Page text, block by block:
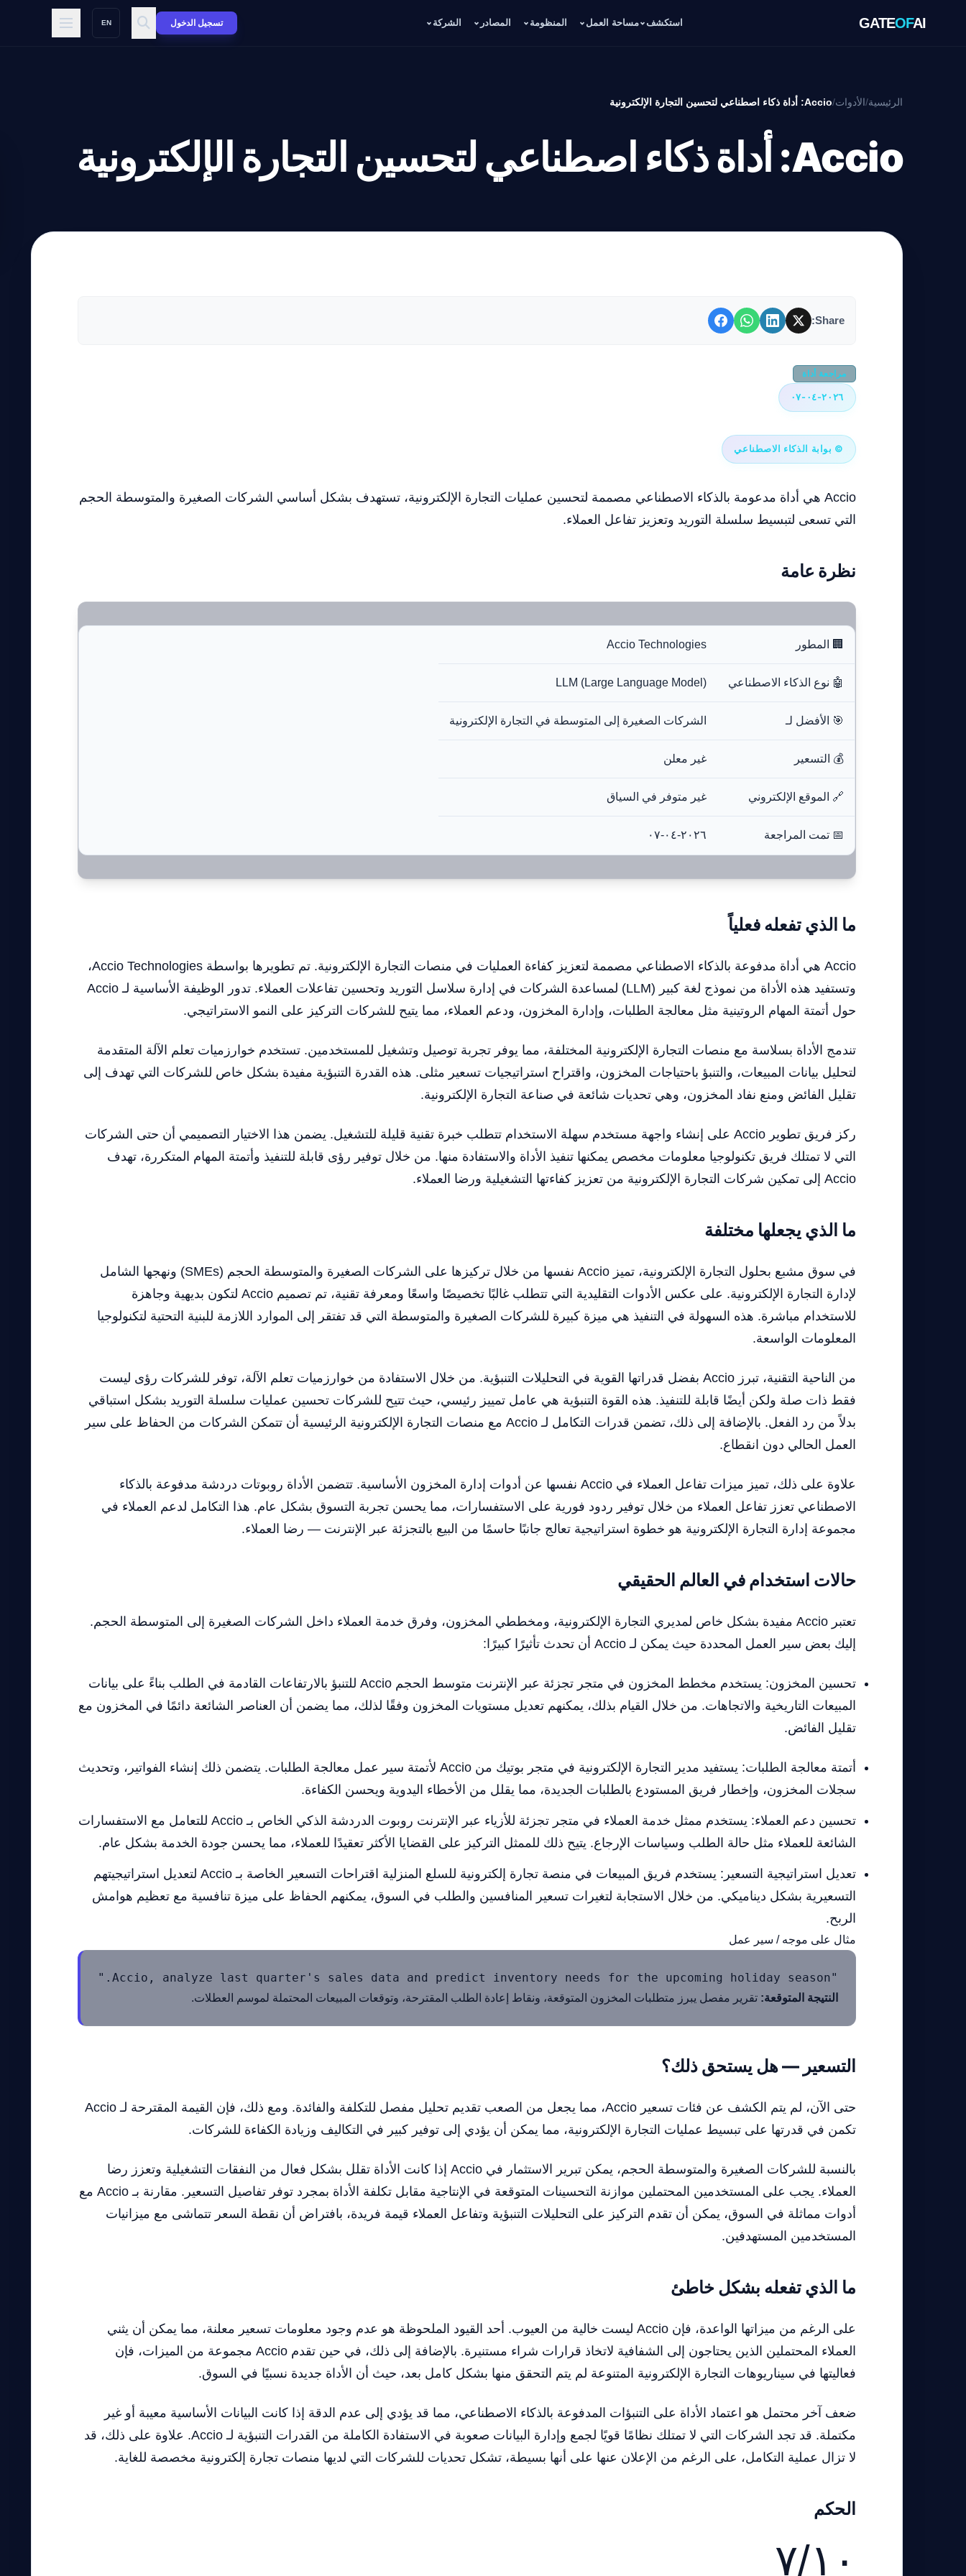
GATEOFAI استكشف مساحة العمل المنظومة المصادر الشركة تسجيل الدخول EN
الرئيسية/ الأدوات/Accio: أداة ذكاء اصطناعي لتحسين التجارة الإلكترونية
Accio: أداة ذكاء اصطناعي لتحسين التجارة الإلكترونية
Share:
مراجعة أداة
٢٠٢٦-٠٤-٠٧
© بوابة الذكاء الاصطناعي
Accio هي أداة مدعومة بالذكاء الاصطناعي مصممة لتحسين عمليات التجارة الإلكترونية، تستهدف بشكل أساسي الشركات الصغيرة والمتوسطة الحجم
التي تسعى لتبسيط سلسلة التوريد وتعزيز تفاعل العملاء.
نظرة عامة
🏢 المطور Accio Technologies
🤖 نوع الذكاء الاصطناعي LLM (Large Language Model)
🎯 الأفضل لـ الشركات الصغيرة إلى المتوسطة في التجارة الإلكترونية
💰 التسعير غير معلن
🔗 الموقع الإلكتروني غير متوفر في السياق
📅 تمت المراجعة ٢٠٢٦-٠٤-٠٧
ما الذي تفعله فعلياً
Accio هي أداة مدفوعة بالذكاء الاصطناعي مصممة لتعزيز كفاءة العمليات في منصات التجارة الإلكترونية. تم تطويرها بواسطة Accio Technologies،
وتستفيد هذه الأداة من نموذج لغة كبير (LLM) لمساعدة الشركات في إدارة سلاسل التوريد وتحسين تفاعلات العملاء. تدور الوظيفة الأساسية لـ Accio
حول أتمتة المهام الروتينية مثل معالجة الطلبات، وإدارة المخزون، ودعم العملاء، مما يتيح للشركات التركيز على النمو الاستراتيجي.
تندمج الأداة بسلاسة مع منصات التجارة الإلكترونية المختلفة، مما يوفر تجربة توصيل وتشغيل للمستخدمين. تستخدم خوارزميات تعلم الآلة المتقدمة
لتحليل بيانات المبيعات، والتنبؤ باحتياجات المخزون، واقتراح استراتيجيات تسعير مثلى. هذه القدرة التنبؤية مفيدة بشكل خاص للشركات التي تهدف إلى
تقليل الفائض ومنع نفاد المخزون، وهي تحديات شائعة في صناعة التجارة الإلكترونية.
ركز فريق تطوير Accio على إنشاء واجهة مستخدم سهلة الاستخدام تتطلب خبرة تقنية قليلة للتشغيل. يضمن هذا الاختيار التصميمي أن حتى الشركات
التي لا تمتلك فريق تكنولوجيا معلومات مخصص يمكنها تنفيذ الأداة والاستفادة منها. من خلال توفير رؤى قابلة للتنفيذ وأتمتة المهام المتكررة، تهدف
Accio إلى تمكين شركات التجارة الإلكترونية من تعزيز كفاءتها التشغيلية ورضا العملاء.
ما الذي يجعلها مختلفة
في سوق مشبع بحلول التجارة الإلكترونية، تميز Accio نفسها من خلال تركيزها على الشركات الصغيرة والمتوسطة الحجم (SMEs) ونهجها الشامل
لإدارة التجارة الإلكترونية. على عكس الأدوات التقليدية التي تتطلب غالبًا تخصيصًا واسعًا ومعرفة تقنية، تم تصميم Accio لتكون بديهية وجاهزة
للاستخدام مباشرة. هذه السهولة في التنفيذ هي ميزة كبيرة للشركات الصغيرة والمتوسطة التي قد تفتقر إلى الموارد اللازمة للبنية التحتية لتكنولوجيا
المعلومات الواسعة.
من الناحية التقنية، تبرز Accio بفضل قدراتها القوية في التحليلات التنبؤية. من خلال الاستفادة من خوارزميات تعلم الآلة، توفر للشركات رؤى ليست
فقط ذات صلة ولكن أيضًا قابلة للتنفيذ. هذه القوة التنبؤية هي عامل تمييز رئيسي، حيث تتيح للشركات تحسين عمليات سلسلة التوريد بشكل استباقي
بدلاً من رد الفعل. بالإضافة إلى ذلك، تضمن قدرات التكامل لـ Accio مع منصات التجارة الإلكترونية الرئيسية أن تتمكن الشركات من الحفاظ على سير
العمل الحالي دون انقطاع.
علاوة على ذلك، تميز ميزات تفاعل العملاء في Accio نفسها عن أدوات إدارة المخزون الأساسية. تتضمن الأداة روبوتات دردشة مدفوعة بالذكاء
الاصطناعي تعزز تفاعل العملاء من خلال توفير ردود فورية على الاستفسارات، مما يحسن تجربة التسوق بشكل عام. هذا التكامل لدعم العملاء في
مجموعة إدارة التجارة الإلكترونية هو خطوة استراتيجية تعالج جانبًا حاسمًا من البيع بالتجزئة عبر الإنترنت — رضا العملاء.
حالات استخدام في العالم الحقيقي
تعتبر Accio مفيدة بشكل خاص لمديري التجارة الإلكترونية، ومخططي المخزون، وفرق خدمة العملاء داخل الشركات الصغيرة إلى المتوسطة الحجم.
إليك بعض سير العمل المحددة حيث يمكن لـ Accio أن تحدث تأثيرًا كبيرًا:
تحسين المخزون: يستخدم مخطط المخزون في متجر تجزئة عبر الإنترنت متوسط الحجم Accio للتنبؤ بالارتفاعات القادمة في الطلب بناءً على بيانات
المبيعات التاريخية والاتجاهات. من خلال القيام بذلك، يمكنهم تعديل مستويات المخزون وفقًا لذلك، مما يضمن أن العناصر الشائعة دائمًا في المخزون مع
تقليل الفائض.
أتمتة معالجة الطلبات: يستفيد مدير التجارة الإلكترونية في متجر بوتيك من Accio لأتمتة سير عمل معالجة الطلبات. يتضمن ذلك إنشاء الفواتير، وتحديث
سجلات المخزون، وإخطار فريق المستودع بالطلبات الجديدة، مما يقلل من الأخطاء اليدوية ويحسن الكفاءة.
تحسين دعم العملاء: يستخدم ممثل خدمة العملاء في متجر تجزئة للأزياء عبر الإنترنت روبوت الدردشة الذكي الخاص بـ Accio للتعامل مع الاستفسارات
الشائعة للعملاء مثل حالة الطلب وسياسات الإرجاع. يتيح ذلك للممثل التركيز على القضايا الأكثر تعقيدًا للعملاء، مما يحسن جودة الخدمة بشكل عام.
تعديل استراتيجية التسعير: يستخدم فريق المبيعات في منصة تجارة إلكترونية للسلع المنزلية اقتراحات التسعير الخاصة بـ Accio لتعديل استراتيجيتهم
التسعيرية بشكل ديناميكي. من خلال الاستجابة لتغيرات تسعير المنافسين والطلب في السوق، يمكنهم الحفاظ على ميزة تنافسية مع تعظيم هوامش
الربح.
مثال على موجه / سير عمل
"Accio, analyze last quarter's sales data and predict inventory needs for the upcoming holiday season."
النتيجة المتوقعة: تقرير مفصل يبرز متطلبات المخزون المتوقعة، ونقاط إعادة الطلب المقترحة، وتوقعات المبيعات المحتملة لموسم العطلات.
التسعير — هل يستحق ذلك؟
حتى الآن، لم يتم الكشف عن فئات تسعير Accio، مما يجعل من الصعب تقديم تحليل مفصل للتكلفة والفائدة. ومع ذلك، فإن القيمة المقترحة لـ Accio
تكمن في قدرتها على تبسيط عمليات التجارة الإلكترونية، مما يمكن أن يؤدي إلى توفير كبير في التكاليف وزيادة الكفاءة للشركات.
بالنسبة للشركات الصغيرة والمتوسطة الحجم، يمكن تبرير الاستثمار في Accio إذا كانت الأداة تقلل بشكل فعال من النفقات التشغيلية وتعزز رضا
العملاء. يجب على المستخدمين المحتملين موازنة التحسينات المتوقعة في الإنتاجية مقابل تكلفة الأداة بمجرد توفر تفاصيل التسعير. مقارنة بـ Accio مع
أدوات مماثلة في السوق، يمكن أن تقدم التركيز على التحليلات التنبؤية وتفاعل العملاء قيمة فريدة، بافتراض أن نقطة السعر تتماشى مع ميزانيات
المستخدمين المستهدفين.
ما الذي تفعله بشكل خاطئ
على الرغم من ميزاتها الواعدة، فإن Accio ليست خالية من العيوب. أحد القيود الملحوظة هو عدم وجود معلومات تسعير معلنة، مما يمكن أن يثني
العملاء المحتملين الذين يحتاجون إلى الشفافية لاتخاذ قرارات شراء مستنيرة. بالإضافة إلى ذلك، في حين تقدم Accio مجموعة من الميزات، فإن
فعاليتها في سيناريوهات التجارة الإلكترونية المتنوعة لم يتم التحقق منها بشكل كامل بعد، حيث أن الأداة جديدة نسبيًا في السوق.
ضعف آخر محتمل هو اعتماد الأداة على التنبؤات المدفوعة بالذكاء الاصطناعي، مما قد يؤدي إلى عدم الدقة إذا كانت البيانات الأساسية معيبة أو غير
مكتملة. قد تجد الشركات التي لا تمتلك نظامًا قويًا لجمع وإدارة البيانات صعوبة في الاستفادة الكاملة من القدرات التنبؤية لـ Accio. علاوة على ذلك، قد
لا تزال عملية التكامل، على الرغم من الإعلان عنها على أنها بسيطة، تشكل تحديات للشركات التي لديها منصات تجارة إلكترونية مخصصة للغاية.
الحكم
٧/١٠